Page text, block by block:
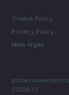
Cookie Policy
Privacy Policy
Note legali
2729933